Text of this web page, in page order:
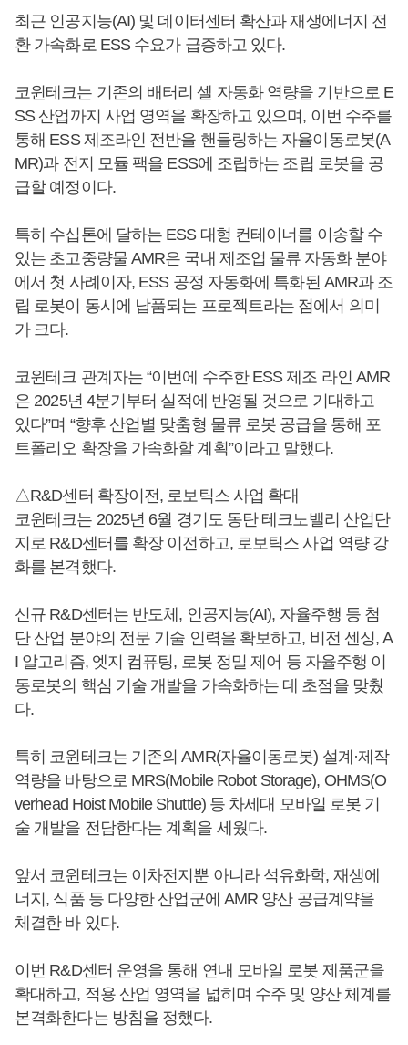
최근 인공지능(AI) 및 데이터센터 확산과 재생에너지 전
환 가속화로 ESS 수요가 급증하고 있다.
코윈테크는 기존의 배터리 셀 자동화 역량을 기반으로 E
SS 산업까지 사업 영역을 확장하고 있으며, 이번 수주를
통해 ESS 제조라인 전반을 핸들링하는 자율이동로봇(A
MR)과 전지 모듈 팩을 ESS에 조립하는 조립 로봇을 공
급할 예정이다.
특히 수십톤에 달하는 ESS 대형 컨테이너를 이송할 수
있는 초고중량물 AMR은 국내 제조업 물류 자동화 분야
에서 첫 사례이자, ESS 공정 자동화에 특화된 AMR과 조
립 로봇이 동시에 납품되는 프로젝트라는 점에서 의미
가 크다.
코윈테크 관계자는 “이번에 수주한 ESS 제조 라인 AMR
은 2025년 4분기부터 실적에 반영될 것으로 기대하고
있다”며 “향후 산업별 맞춤형 물류 로봇 공급을 통해 포
트폴리오 확장을 가속화할 계획”이라고 말했다.
△R&D센터 확장이전, 로보틱스 사업 확대
코윈테크는 2025년 6월 경기도 동탄 테크노밸리 산업단
지로 R&D센터를 확장 이전하고, 로보틱스 사업 역량 강
화를 본격했다.
신규 R&D센터는 반도체, 인공지능(AI), 자율주행 등 첨
단 산업 분야의 전문 기술 인력을 확보하고, 비전 센싱, A
I 알고리즘, 엣지 컴퓨팅, 로봇 정밀 제어 등 자율주행 이
동로봇의 핵심 기술 개발을 가속화하는 데 초점을 맞췄
다.
특히 코윈테크는 기존의 AMR(자율이동로봇) 설계·제작
역량을 바탕으로 MRS(Mobile Robot Storage), OHMS(O
verhead Hoist Mobile Shuttle) 등 차세대 모바일 로봇 기
술 개발을 전담한다는 계획을 세웠다.
앞서 코윈테크는 이차전지뿐 아니라 석유화학, 재생에
너지, 식품 등 다양한 산업군에 AMR 양산 공급계약을
체결한 바 있다.
이번 R&D센터 운영을 통해 연내 모바일 로봇 제품군을
확대하고, 적용 산업 영역을 넓히며 수주 및 양산 체계를
본격화한다는 방침을 정했다.